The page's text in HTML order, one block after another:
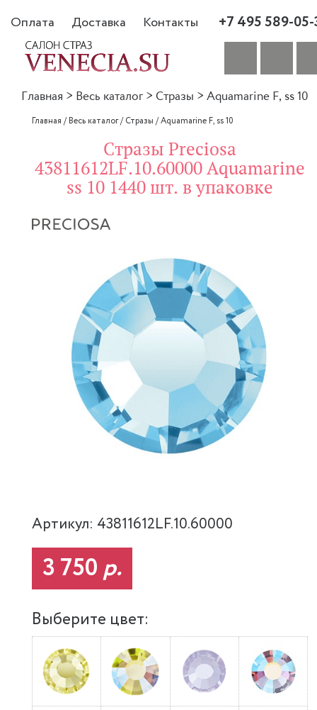
Оплата Доставка Контакты +7 495 589-
Главная > Весь каталог > Стразы > Aquamarine F, ss 10
Главная /Весь каталог/Стразы /Aquamarine F, ss 10
Стразы Preciosa
43811612LF.10.60000 Aquamarine
ss 10 1440 шт. в упаковке
Артикул: 43811612LF.10.60000
3 750р.
Выберите цвет: